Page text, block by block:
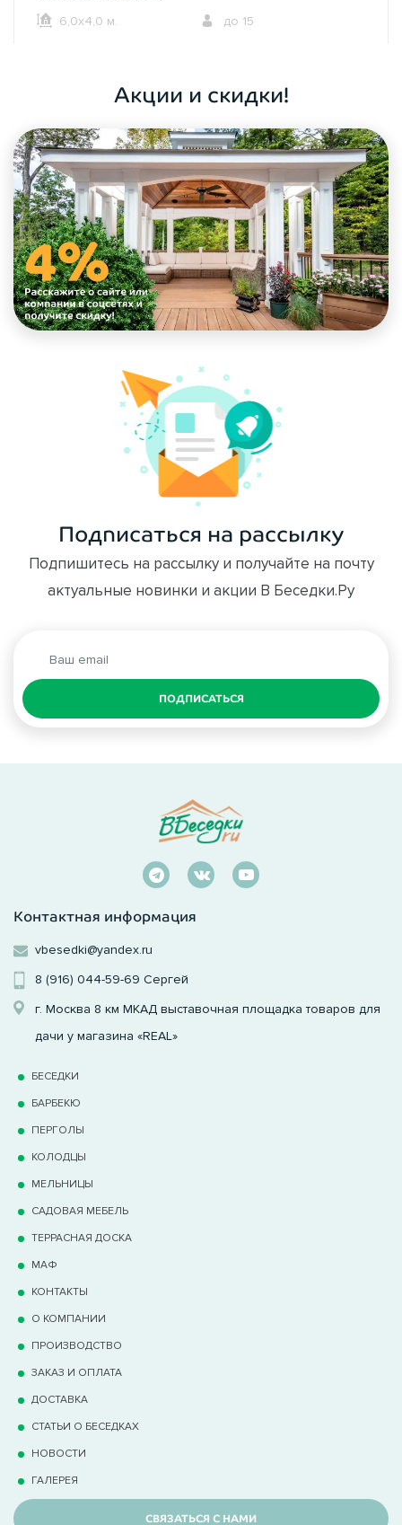
6,0х4,0 м. до 15
Акции и скидки!
Подписаться на рассылку
Подпишитесь на рассылку и получайте на почту
актуальные новинки и акции В Беседки.Ру
ПОДПИСАТЬСЯ
Контактная информация
vbesedki@yandex.ru
8 (916) 044-59-69 Сергей
г. Москва 8 км МКАД выставочная площадка товаров для
дачи у магазина «REAL»
БЕСЕДКИ
БАРБЕКЮ
ПЕРГОЛЫ
КОЛОДЦЫ
МЕЛЬНИЦЫ
САДОВАЯ МЕБЕЛЬ
ТЕРРАCНАЯ ДОСКА
МАФ
КОНТАКТЫ
О КОМПАНИИ
ПРОИЗВОДСТВО
ЗАКАЗ И ОПЛАТА
ДОСТАВКА
СТАТЬИ О БЕСЕДКАХ
НОВОСТИ
ГАЛЕРЕЯ
СВЯЗАТЬСЯ С НАМИ